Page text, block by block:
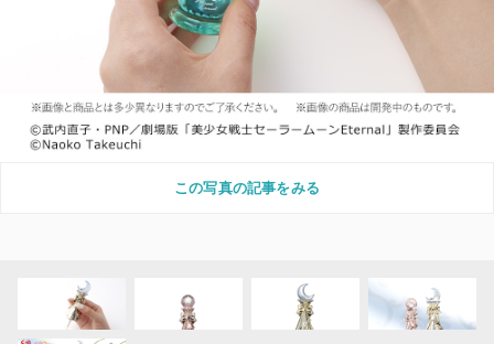
この写真の記事をみる